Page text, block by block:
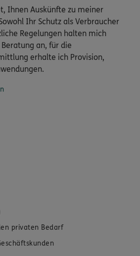
Ihnen Auskünfte zu meiner
Ihr Schutz als Verbraucher
Regelungen halten mich
an, für die
erhalte ich Provision,
privaten Bedarf